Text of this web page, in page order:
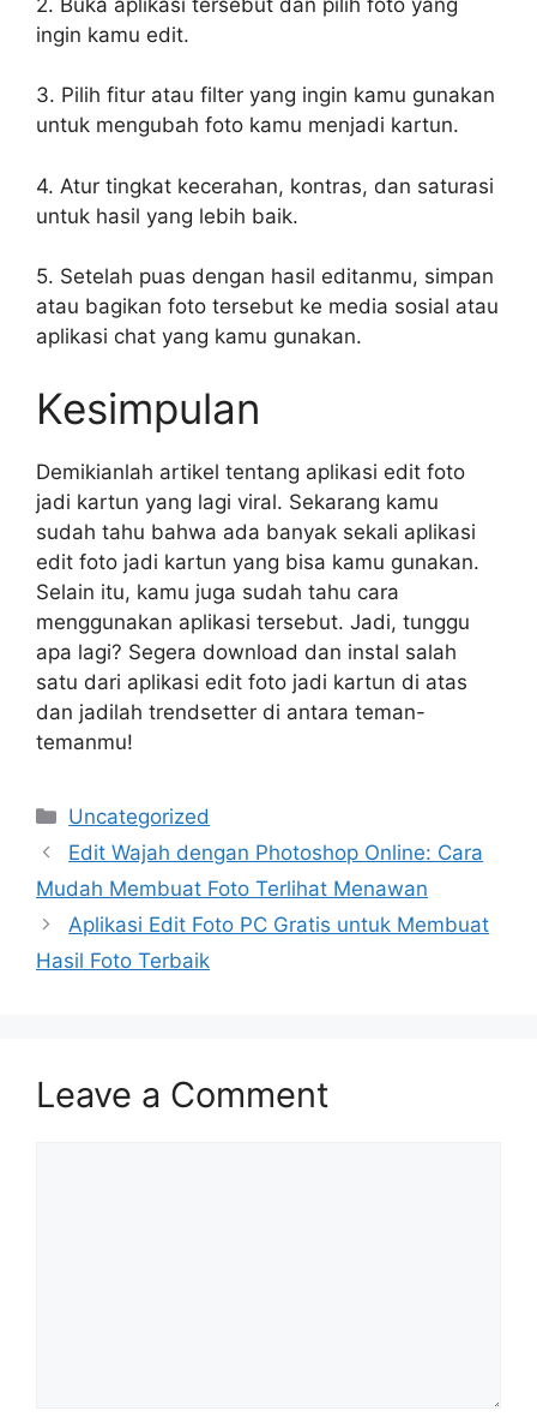
ingin kamu edit.
3. Pilih fitur atau filter yang ingin kamu gunakan
untuk mengubah foto kamu menjadi kartun.
4. Atur tingkat kecerahan, kontras, dan saturasi
untuk hasil yang lebih baik.
5. Setelah puas dengan hasil editanmu, simpan
atau bagikan foto tersebut ke media sosial atau
aplikasi chat yang kamu gunakan.
Kesimpulan
Demikianlah artikel tentang aplikasi edit foto
jadi kartun yang lagi viral. Sekarang kamu
sudah tahu bahwa ada banyak sekali aplikasi
edit foto jadi kartun yang bisa kamu gunakan.
Selain itu, kamu juga sudah tahu cara
menggunakan aplikasi tersebut. Jadi, tunggu
apa lagi? Segera download dan instal salah
satu dari aplikasi edit foto jadi kartun di atas
dan jadilah trendsetter di antara teman-
temanmu!
Categories
Uncategorized
Edit Wajah dengan Photoshop Online: Cara
Mudah Membuat Foto Terlihat Menawan
Aplikasi Edit Foto PC Gratis untuk Membuat
Hasil Foto Terbaik
Leave a Comment